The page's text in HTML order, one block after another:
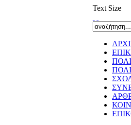
Text Size